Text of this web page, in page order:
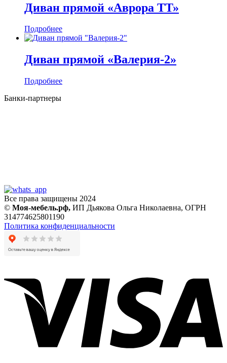
Диван прямой «Аврора ТТ»
Подробнее
Диван прямой «Валерия-2»
Подробнее
Банки-партнеры
Все права защищены 2024
© Моя-мебель.рф, ИП Дьякова Ольга Николаевна, ОГРН
314774625801190
Политика конфиденциальности